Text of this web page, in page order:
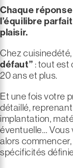
Chaque
l’équilibre
plaisir.
Chez cuisinedété,
défaut” : tout est
20 ans et plus.
Et une fois votre
détaillé,
implantation,
éventuelle… Vous
alors
spécificités